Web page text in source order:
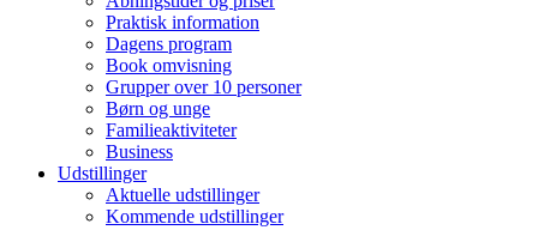
Praktisk information
Dagens program
Book omvisning
Grupper over 10 personer
Børn og unge
Familieaktiviteter
Business
Udstillinger
Aktuelle udstillinger
Kommende udstillinger